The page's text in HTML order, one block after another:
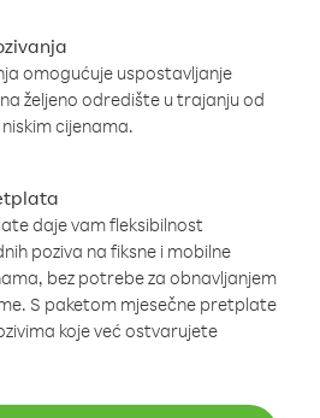
omogućuje uspostavljanje
željeno odredište u trajanju od
cijenama.
daje vam fleksibilnost
poziva na fiksne i mobilne
bez potrebe za obnavljanjem
S paketom mjesečne pretplate
koje već ostvarujete